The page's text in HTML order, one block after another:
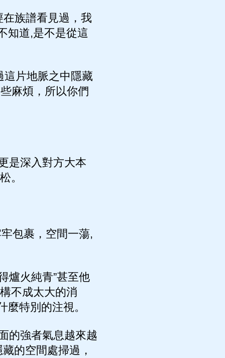
族譜看見過，我
知道,是不是從這
片地脈之中隱藏
麻煩，所以你們
是深入對方大本
。
包裹，空間一蕩,
爐火純青”甚至他
不成太大的消
特別的注視。
的強者氣息越來越
的空間處掃過，